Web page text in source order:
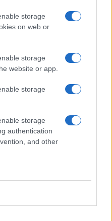
storage
on web or
storage
website or app.
storage
storage
authentication
and other
Beremend,
és a Vylyan Terasz:
Fesztivál.
duókoncert a
várja a közönséget a
a Petőfi Kulturális
július 16-án.
idén is elhozza a